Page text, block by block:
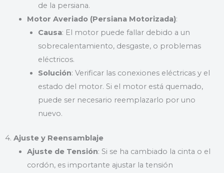
de la persiana.
Motor Averiado (Persiana Motorizada):
Causa: El motor puede fallar debido a un
sobrecalentamiento, desgaste, o problemas
eléctricos.
Solución: Verificar las conexiones eléctricas y el
estado del motor. Si el motor está quemado,
puede ser necesario reemplazarlo por uno
nuevo.
4. Ajuste y Reensamblaje
Ajuste de Tensión: Si se ha cambiado la cinta o el
cordón, es importante ajustar la tensión